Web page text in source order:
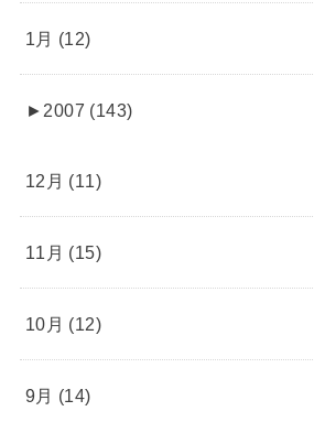
1月 (12)
► 2007 (143)
12月 (11)
11月 (15)
10月 (12)
9月 (14)